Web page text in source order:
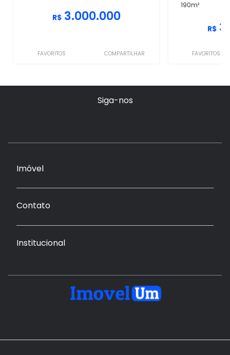
R$ 3.000.000
FAVORITOS COMPARTILHAR
190m²
R$
FAVORITOS
Siga-nos
Imóvel
Contato
Institucional